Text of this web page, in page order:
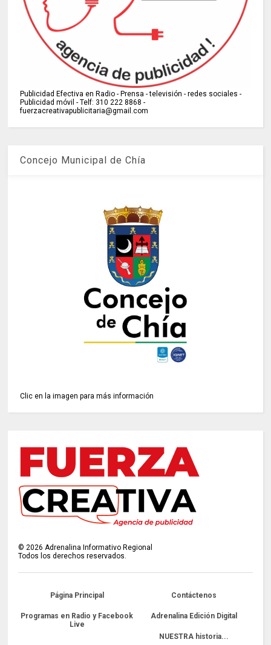
Publicidad Efectiva en Radio - Prensa - televisión - redes sociales -
Publicidad móvil - Telf: 310 222 8868 -
fuerzacreativapublicitaria@gmail.com
Concejo Municipal de Chía
Clic en la imagen para más información
© 2026 Adrenalina Informativo Regional
Todos los derechos reservados.
Página Principal Contáctenos
Programas en Radio y Facebook
Live
Adrenalina Edición Digital
NUESTRA historia...